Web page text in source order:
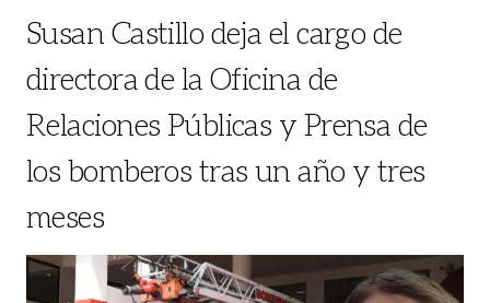
Susan Castillo deja el cargo de
directora de la Oficina de
Relaciones Públicas y Prensa de
los bomberos tras un año y tres
meses